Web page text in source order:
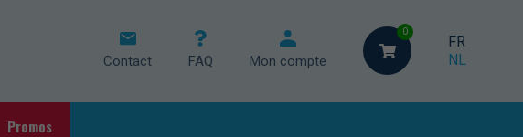
Contact FAQ Mon compte
0
FR
NL
Promos